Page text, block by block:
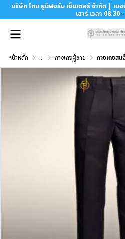
บริษัท ไทย ยูนิฟอร์ม เซ็นเตอร์ จำกัด | เบ
เสาร์ เวลา 08.30
หน้าหลัก ... กางเกงผู้ชาย กางเกงส